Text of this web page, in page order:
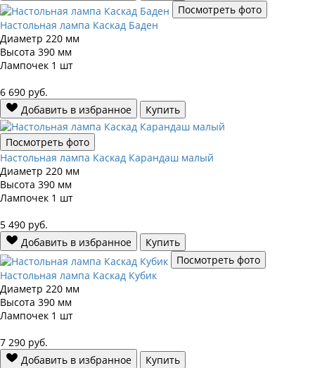
Посмотреть фото
Настольная лампа Каскад Баден
Диаметр 220 мм
Высота 390 мм
Лампочек 1 шт
6 690 руб.
Добавить в избранное
Купить
Посмотреть фото
Настольная лампа Каскад Карандаш малый
Диаметр 220 мм
Высота 390 мм
Лампочек 1 шт
5 490 руб.
Добавить в избранное
Купить
Посмотреть фото
Настольная лампа Каскад Кубик
Диаметр 220 мм
Высота 390 мм
Лампочек 1 шт
7 290 руб.
Добавить в избранное
Купить